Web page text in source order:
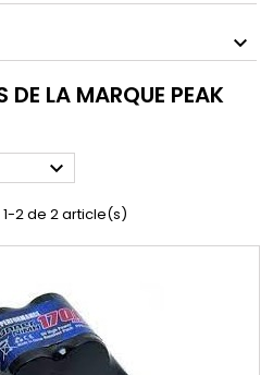
DE LA MARQUE PEAK

2 de 2 article(s)